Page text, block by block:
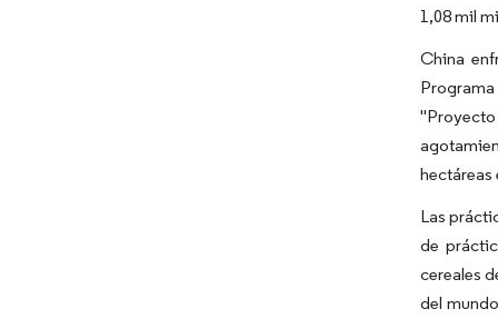
1,08 mil
China
"Proyecto
hectáreas
Las
de
cereales
del